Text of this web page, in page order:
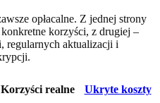
opłacalne. Z jednej strony
korzyści, z drugiej –
regularnych aktualizacji i
Korzyści realne
Ukryte koszty